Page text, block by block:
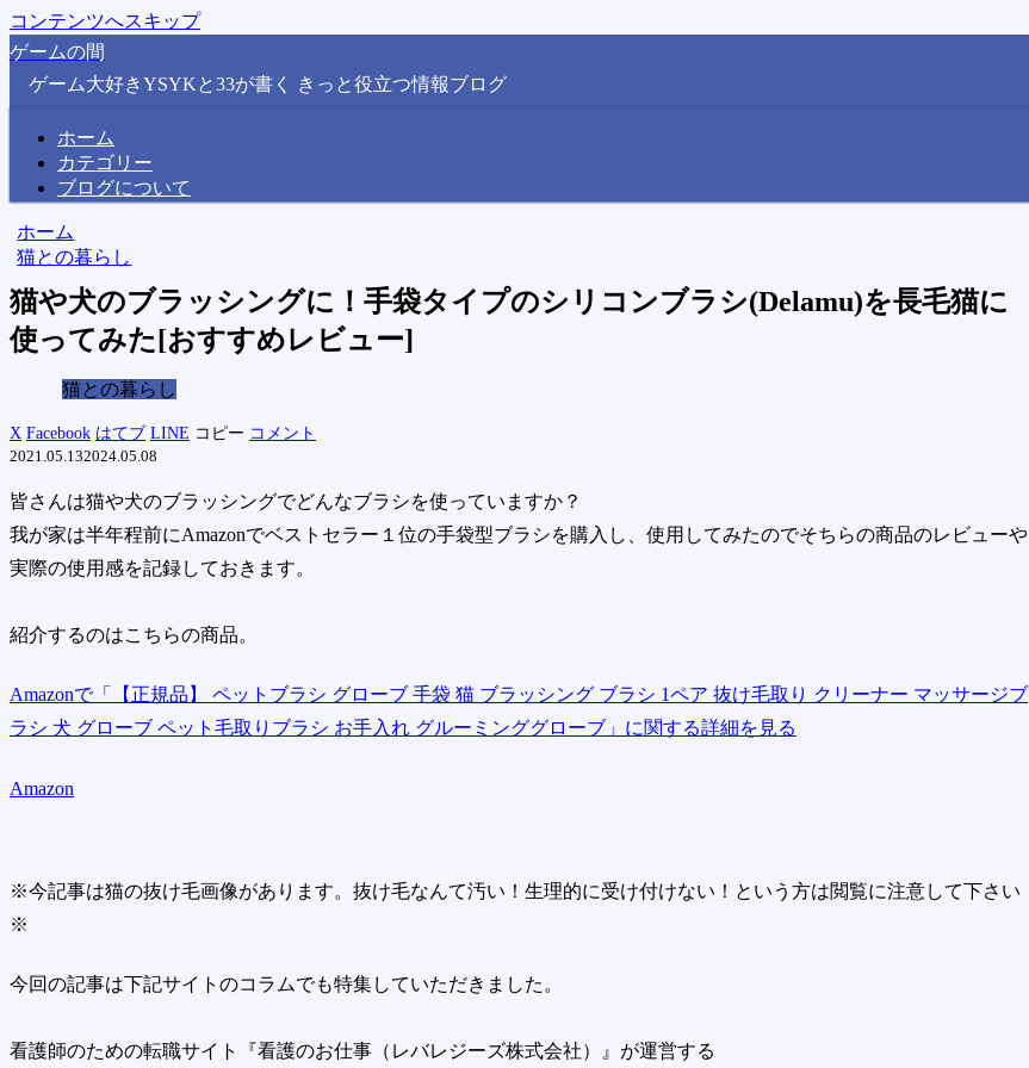
コンテンツへスキップ
ゲームの間
ゲーム大好きYSYKと33が書く きっと役立つ情報ブログ
ホーム
カテゴリー
ブログについて
ホーム
猫との暮らし
猫や犬のブラッシングに！手袋タイプのシリコンブラシ(Delamu)を長毛猫に
使ってみた[おすすめレビュー]
猫との暮らし
X Facebook はてブ LINE コピー コメント
2021.05.132024.05.08
皆さんは猫や犬のブラッシングでどんなブラシを使っていますか？
我が家は半年程前にAmazonでベストセラー１位の手袋型ブラシを購入し、使用してみたのでそちらの商品のレビューや
実際の使用感を記録しておきます。
紹介するのはこちらの商品。
Amazonで「【正規品】 ペットブラシ グローブ 手袋 猫 ブラッシング ブラシ 1ペア 抜け毛取り クリーナー マッサージブ
ラシ 犬 グローブ ペット毛取りブラシ お手入れ グルーミンググローブ」に関する詳細を見る
Amazon
※今記事は猫の抜け毛画像があります。抜け毛なんて汚い！生理的に受け付けない！という方は閲覧に注意して下さい
※
今回の記事は下記サイトのコラムでも特集していただきました。
看護師のための転職サイト『看護のお仕事（レバレジーズ株式会社）』が運営する